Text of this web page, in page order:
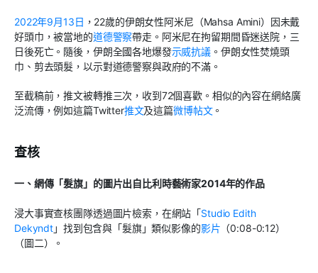
2022年9月13日 ，22歲的伊朗女性阿米尼（Mahsa Amini）因未戴
好頭巾，被當地的道德警察帶走。阿米尼在拘留期間昏迷送院，三
日後死亡。隨後，伊朗全國各地爆發示威抗議 。伊朗女性焚燒頭
巾、剪去頭髮，以示對道德警察與政府的不滿。
至截稿前，推文被轉推三次，收到72個喜歡。相似的內容在網絡廣
泛流傳，例如這篇Twitter推文及這篇微博帖文。
查核
一、 網傳「髮旗」的圖片出自比利時藝術家2014年的作品
浸大事實查核團隊透過圖片檢索，在網站「Studio Edith
Dekyndt」找到包含與「髮旗」類似影像的影片 （0:08-0:12）
（圖二）。